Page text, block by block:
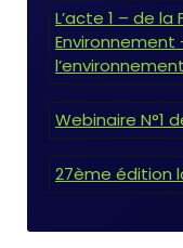
L’acte 1 – de
Environnement
Webinaire N°1
27ème édition